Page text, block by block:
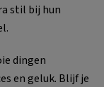
stil bij hun
dingen
en geluk. Blijf je